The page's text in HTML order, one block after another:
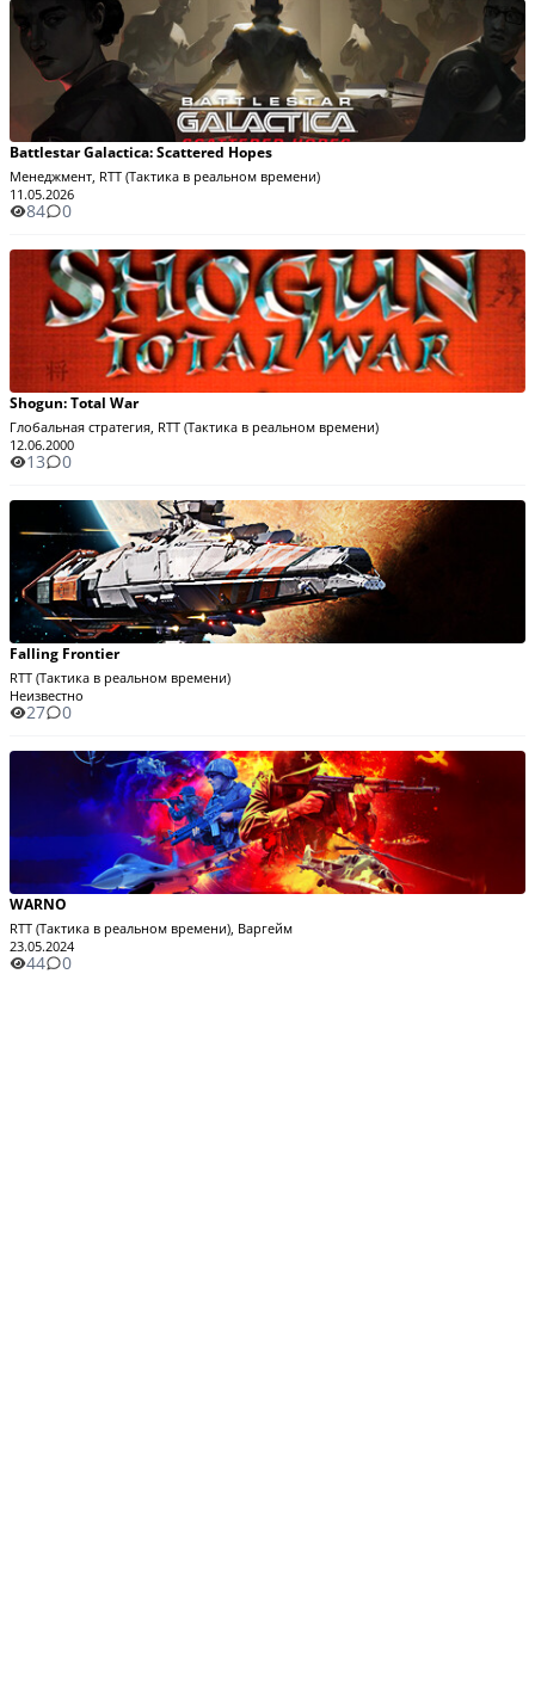
Battlestar Galactica: Scattered Hopes
Менеджмент, RTT (Тактика в реальном времени)
11.05.2026
84 0
Shogun: Total War
Глобальная стратегия, RTT (Тактика в реальном времени)
12.06.2000
13 0
Falling Frontier
RTT (Тактика в реальном времени)
Неизвестно
27 0
WARNO
RTT (Тактика в реальном времени), Варгейм
23.05.2024
44 0